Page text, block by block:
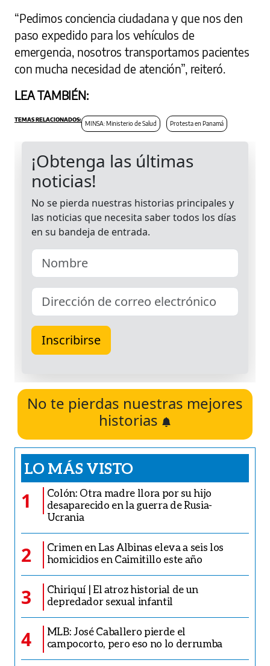
“Pedimos conciencia ciudadana y que nos den
paso expedido para los vehículos de
emergencia, nosotros transportamos pacientes
con mucha necesidad de atención”, reiteró.
LEA TAMBIÉN:
MINSA: Ministerio de Salud Protesta en Panamá
No te pierdas nuestras mejores
historias
LO MÁS VISTO
1
Colón: Otra madre llora por su hijo
desaparecido en la guerra de Rusia-
Ucrania
2
Crimen en Las Albinas eleva a seis los
homicidios en Caimitillo este año
3
Chiriquí | El atroz historial de un
depredador sexual infantil
4
MLB: José Caballero pierde el
campocorto, pero eso no lo derrumba